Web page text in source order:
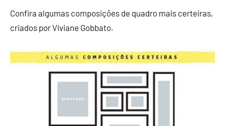
Confira algumas composições de quadro mais certeiras,
criados por Viviane Gobbato.